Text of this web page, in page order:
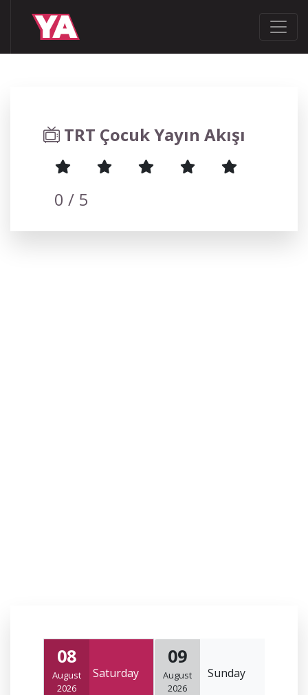
TRT Çocuk Yayın Akışı
0 / 5
08
August
2026
Saturday
09
August
2026
Sunday